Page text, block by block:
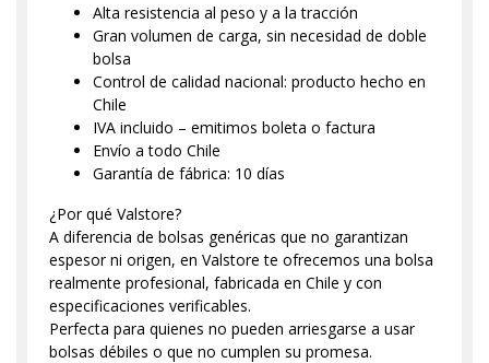
Alta resistencia al peso y a la tracción
Gran volumen de carga, sin necesidad de doble
bolsa
Control de calidad nacional: producto hecho en
Chile
IVA incluido – emitimos boleta o factura
Envío a todo Chile
Garantía de fábrica: 10 días
¿Por qué Valstore?
A diferencia de bolsas genéricas que no garantizan
espesor ni origen, en Valstore te ofrecemos una bolsa
realmente profesional, fabricada en Chile y con
especificaciones verificables.
Perfecta para quienes no pueden arriesgarse a usar
bolsas débiles o que no cumplen su promesa.